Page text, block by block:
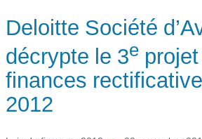
Deloitte Société
décrypte le 3e
finances
2012